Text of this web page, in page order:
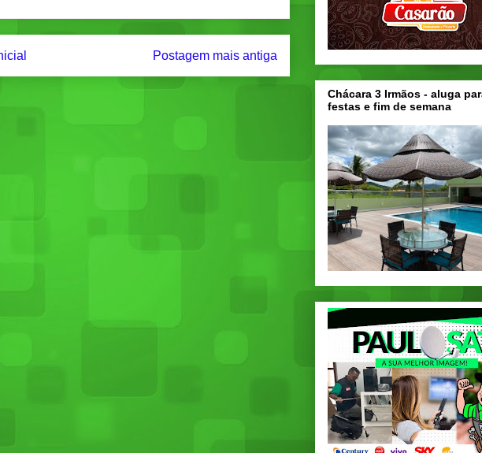
Postagem mais antiga
Chácara 3 Irmãos - aluga
festas e fim de semana